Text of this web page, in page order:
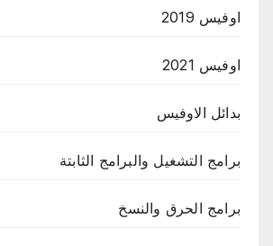
اوفيس 2019
اوفيس 2021
بدائل الاوفيس
برامج التشغيل والبرامج الثابتة
برامج الحرق والنسخ